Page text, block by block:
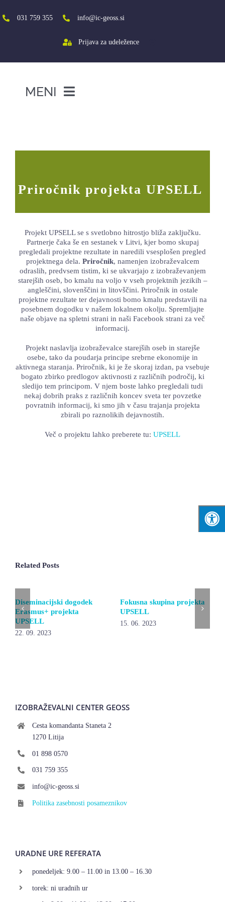
to
content
031 759 355 info@ic-geoss.si
Prijava za udeležence
MENI
LOKALNA TOČKA SVOS
TEČAJI
KNJIŽNICA
60-LETNICA
Priročnik projekta UPSELL
Projekt UPSELL se s svetlobno hitrostjo bliža zaključku.
Partnerje čaka še en sestanek v Litvi, kjer bomo skupaj
pregledali projektne rezultate in naredili vsesplošen pregled
projektnega dela. Priročnik, namenjen izobraževalcem
odraslih, predvsem tistim, ki se ukvarjajo z izobraževanjem
starejših oseb, bo kmalu na voljo v vseh projektnih jezikih –
angleščini, slovenščini in litovščini. Priročnik in ostale
projektne rezultate ter dejavnosti bomo kmalu predstavili na
posebnem dogodku v našem lokalnem okolju. Spremljajte
naše objave na spletni strani in naši Facebook strani za več
informacij.
Projekt naslavlja izobraževalce starejših oseb in starejše
osebe, tako da poudarja principe srebrne ekonomije in
aktivnega staranja. Priročnik, ki je že skoraj izdan, pa vsebuje
bogato zbirko predlogov aktivnosti z različnih področij, ki
sledijo tem principom. V njem boste lahko pregledali tudi
nekaj dobrih praks z različnih koncev sveta ter povzetke
povratnih informacij, ki smo jih v času trajanja projekta
zbirali po raznolikih dejavnostih.
Več o projektu lahko preberete tu: UPSELL
Related Posts
Diseminacijski dogodek
Erasmus+ projekta
UPSELL
22. 09. 2023
Fokusna skupina projekta
UPSELL
15. 06. 2023
IZOBRAŽEVALNI CENTER GEOSS
Cesta komandanta Staneta 2
1270 Litija
01 898 0570
031 759 355
info@ic-geoss.si
Politika zasebnosti posameznikov
URADNE URE REFERATA
ponedeljek: 9.00 – 11.00 in 13.00 – 16.30
torek: ni uradnih ur